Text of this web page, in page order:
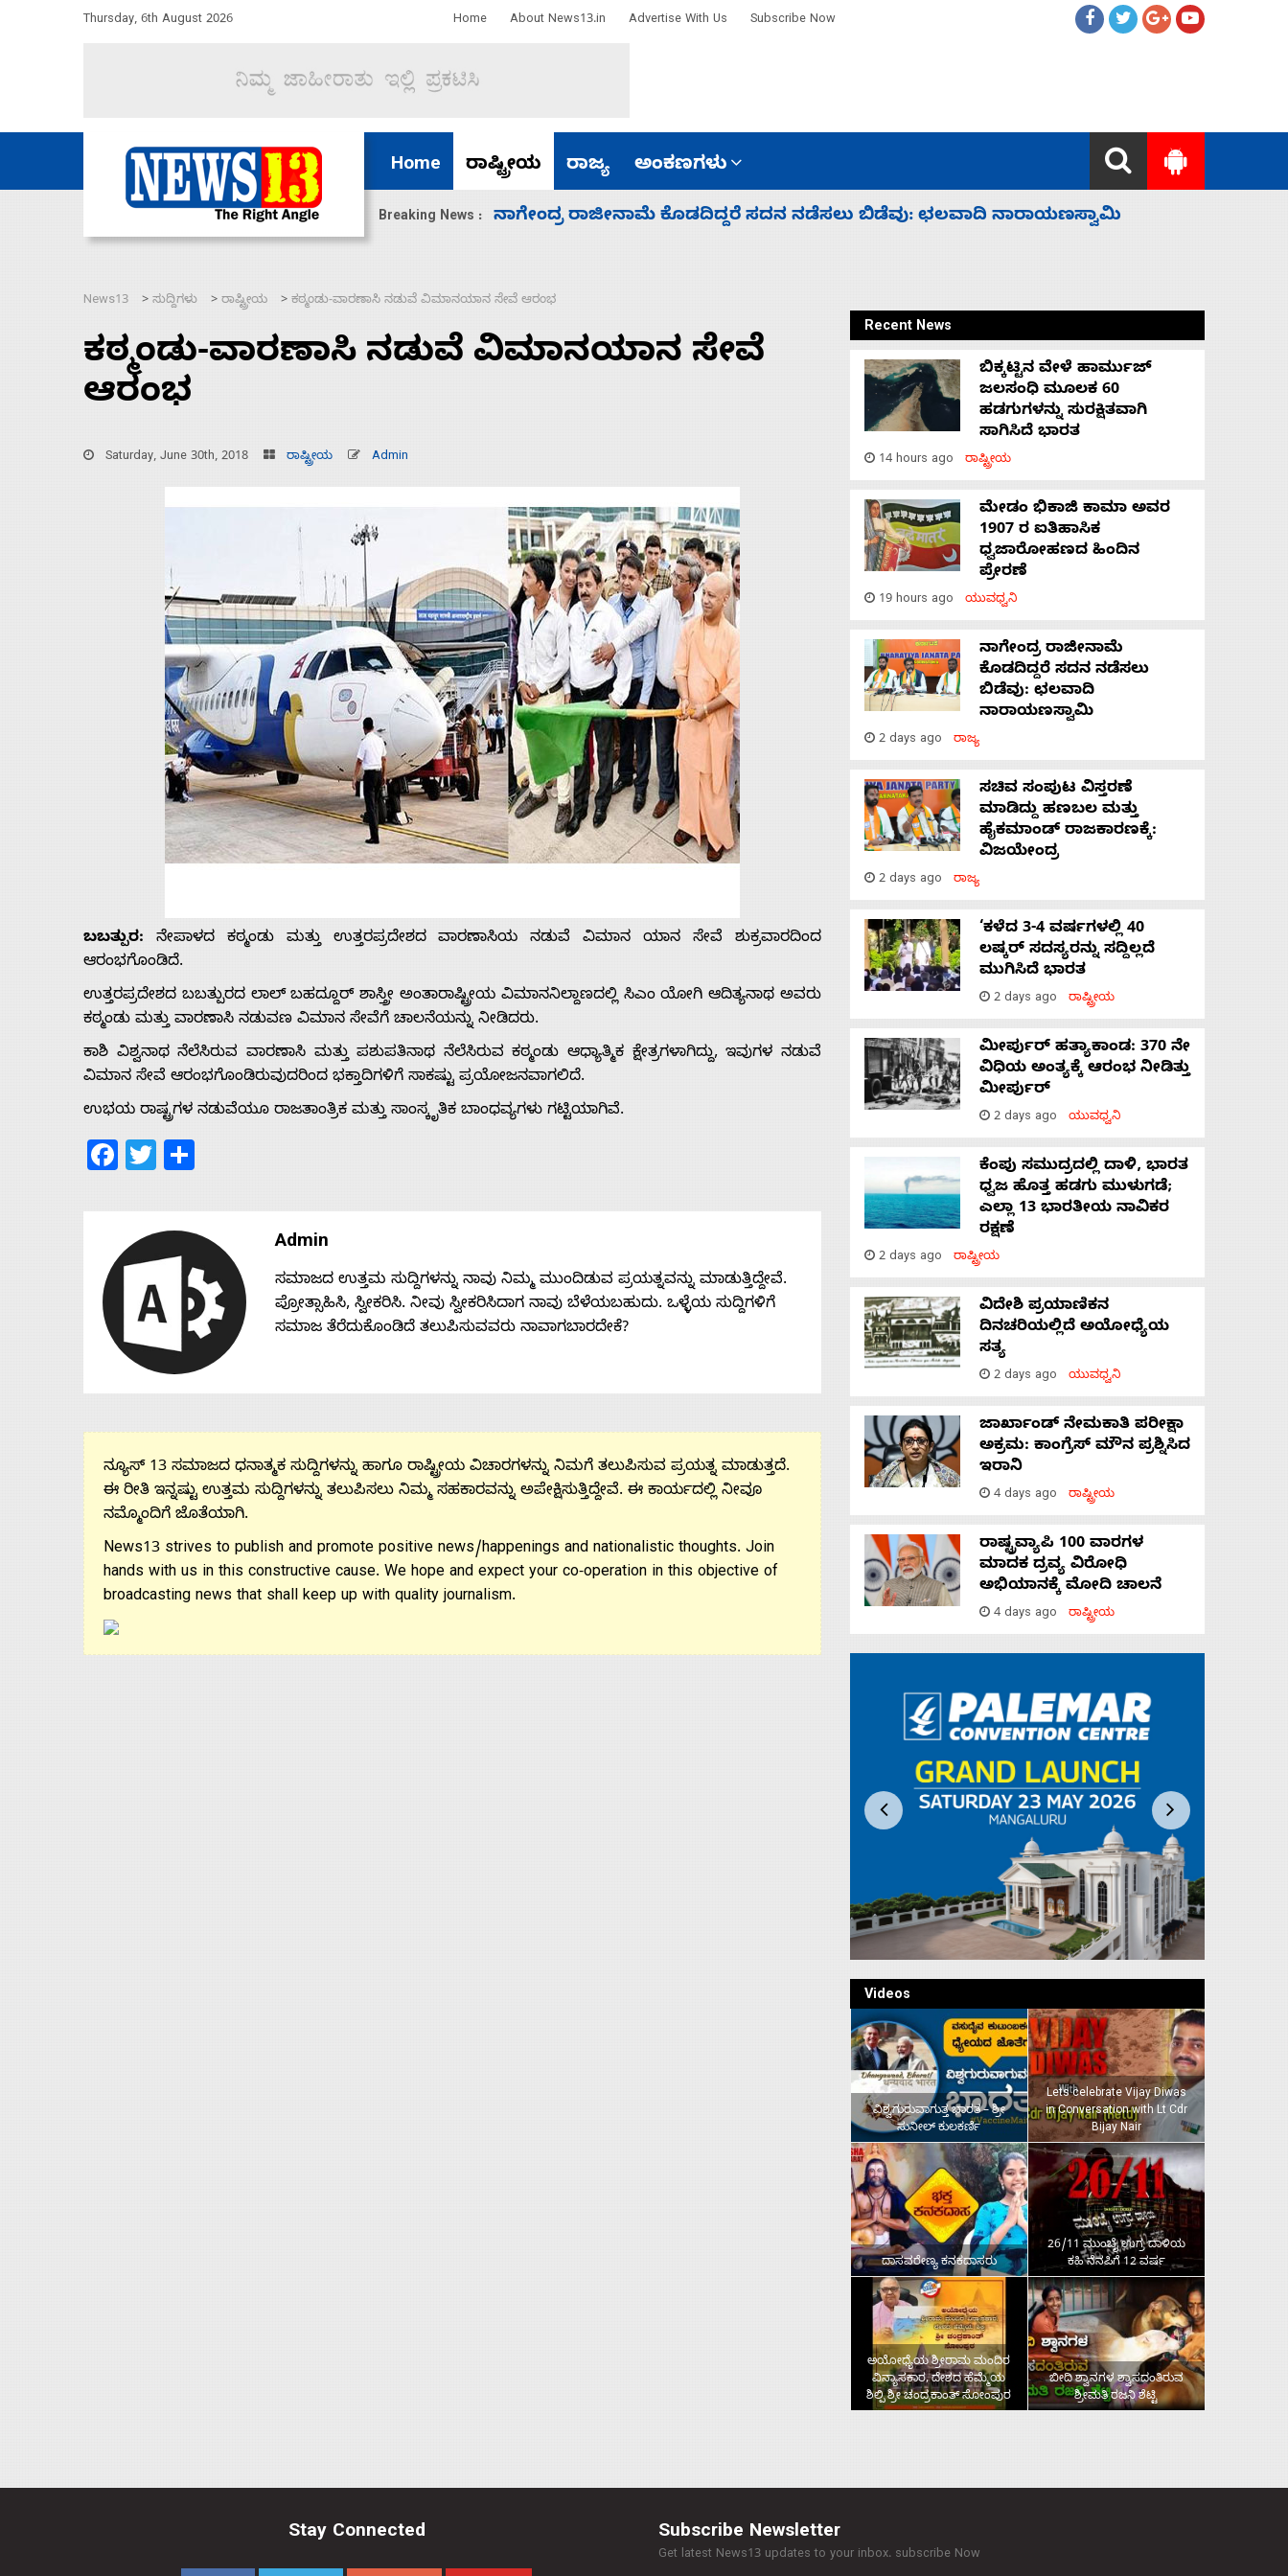
Thursday, 6th August 2026 Home About News13.in Advertise With Us Subscribe Now
Home ರಾಷ್ಟ್ರೀಯ ರಾಜ್ಯ ಅಂಕಣಗಳು
Breaking News :
ಸದನ ನಡೆಸಲು ಬಿಡೆವು: ಛಲವಾದಿ ನಾರಾಯಣಸ್ವಾಮಿ ಸಚಿವ ಸಂಪುಟ ವಿಸ್ತರಣೆ ಮಾಡಿದ್ದು ಹಣಬಲ ಮತ್ತು ಹೈಕಮಾಂಡ್ ರಾಜಕಾರಣಕ್ಕೆ: ವಿಜಯೇಂದ್ರ
Advertise
Contact
News13 > ಸುದ್ದಿಗಳು > ರಾಷ್ಟ್ರೀಯ > ಕಠ್ಮಂಡು-ವಾರಣಾಸಿ ನಡುವೆ ವಿಮಾನಯಾನ ಸೇವೆ ಆರಂಭ
ಕಠ್ಮಂಡು-ವಾರಣಾಸಿ ನಡುವೆ ವಿಮಾನಯಾನ ಸೇವೆ
ಆರಂಭ
Saturday, June 30th, 2018 ರಾಷ್ಟ್ರೀಯ Admin
ಬಬತ್ಪುರ: ನೇಪಾಳದ ಕಠ್ಮಂಡು ಮತ್ತು ಉತ್ತರಪ್ರದೇಶದ ವಾರಣಾಸಿಯ ನಡುವೆ ವಿಮಾನ ಯಾನ ಸೇವೆ ಶುಕ್ರವಾರದಿಂದ
ಆರಂಭಗೊಂಡಿದೆ.
ಉತ್ತರಪ್ರದೇಶದ ಬಬತ್ಪುರದ ಲಾಲ್ ಬಹದ್ದೂರ್ ಶಾಸ್ತ್ರೀ ಅಂತಾರಾಷ್ಟ್ರೀಯ ವಿಮಾನನಿಲ್ದಾಣದಲ್ಲಿ ಸಿಎಂ ಯೋಗಿ ಆದಿತ್ಯನಾಥ ಅವರು
ಕಠ್ಮಂಡು ಮತ್ತು ವಾರಣಾಸಿ ನಡುವಣ ವಿಮಾನ ಸೇವೆಗೆ ಚಾಲನೆಯನ್ನು ನೀಡಿದರು.
ಕಾಶಿ ವಿಶ್ವನಾಥ ನೆಲೆಸಿರುವ ವಾರಣಾಸಿ ಮತ್ತು ಪಶುಪತಿನಾಥ ನೆಲೆಸಿರುವ ಕಠ್ಮಂಡು ಆಧ್ಯಾತ್ಮಿಕ ಕ್ಷೇತ್ರಗಳಾಗಿದ್ದು, ಇವುಗಳ ನಡುವೆ
ವಿಮಾನ ಸೇವೆ ಆರಂಭಗೊಂಡಿರುವುದರಿಂದ ಭಕ್ತಾದಿಗಳಿಗೆ ಸಾಕಷ್ಟು ಪ್ರಯೋಜನವಾಗಲಿದೆ.
ಉಭಯ ರಾಷ್ಟ್ರಗಳ ನಡುವೆಯೂ ರಾಜತಾಂತ್ರಿಕ ಮತ್ತು ಸಾಂಸ್ಕೃತಿಕ ಬಾಂಧವ್ಯಗಳು ಗಟ್ಟಿಯಾಗಿವೆ.
Facebook
Twitter
Admin
ಸಮಾಜದ ಉತ್ತಮ ಸುದ್ದಿಗಳನ್ನು ನಾವು ನಿಮ್ಮ ಮುಂದಿಡುವ ಪ್ರಯತ್ನವನ್ನು ಮಾಡುತ್ತಿದ್ದೇವೆ.
ಪ್ರೋತ್ಸಾಹಿಸಿ, ಸ್ವೀಕರಿಸಿ. ನೀವು ಸ್ವೀಕರಿಸಿದಾಗ ನಾವು ಬೆಳೆಯಬಹುದು. ಒಳ್ಳೆಯ ಸುದ್ದಿಗಳಿಗೆ
ಸಮಾಜ ತೆರೆದುಕೊಂಡಿದೆ ತಲುಪಿಸುವವರು ನಾವಾಗಬಾರದೇಕೆ?
ನ್ಯೂಸ್ 13 ಸಮಾಜದ ಧನಾತ್ಮಕ ಸುದ್ದಿಗಳನ್ನು ಹಾಗೂ ರಾಷ್ಟ್ರೀಯ ವಿಚಾರಗಳನ್ನು ನಿಮಗೆ ತಲುಪಿಸುವ ಪ್ರಯತ್ನ ಮಾಡುತ್ತದೆ.
ಈ ರೀತಿ ಇನ್ನಷ್ಟು ಉತ್ತಮ ಸುದ್ದಿಗಳನ್ನು ತಲುಪಿಸಲು ನಿಮ್ಮ ಸಹಕಾರವನ್ನು ಅಪೇಕ್ಷಿಸುತ್ತಿದ್ದೇವೆ. ಈ ಕಾರ್ಯದಲ್ಲಿ ನೀವೂ
ನಮ್ಮೊಂದಿಗೆ ಜೊತೆಯಾಗಿ.
News13 strives to publish and promote positive news/happenings and nationalistic thoughts. Join
hands with us in this constructive cause. We hope and expect your co-operation in this objective of
broadcasting news that shall keep up with quality journalism.
Recent News
ಬಿಕ್ಕಟ್ಟಿನ ವೇಳೆ ಹಾರ್ಮುಜ್
ಜಲಸಂಧಿ ಮೂಲಕ 60
ಹಡಗುಗಳನ್ನು ಸುರಕ್ಷಿತವಾಗಿ
ಸಾಗಿಸಿದೆ ಭಾರತ
14 hours ago ರಾಷ್ಟ್ರೀಯ
ಮೇಡಂ ಭಿಕಾಜಿ ಕಾಮಾ ಅವರ
1907 ರ ಐತಿಹಾಸಿಕ
ಧ್ವಜಾರೋಹಣದ ಹಿಂದಿನ
ಪ್ರೇರಣೆ
19 hours ago ಯುವಧ್ವನಿ
ನಾಗೇಂದ್ರ ರಾಜೀನಾಮೆ
ಕೊಡದಿದ್ದರೆ ಸದನ ನಡೆಸಲು
ಬಿಡೆವು: ಛಲವಾದಿ
ನಾರಾಯಣಸ್ವಾಮಿ
2 days ago ರಾಜ್ಯ
ಸಚಿವ ಸಂಪುಟ ವಿಸ್ತರಣೆ
ಮಾಡಿದ್ದು ಹಣಬಲ ಮತ್ತು
ಹೈಕಮಾಂಡ್ ರಾಜಕಾರಣಕ್ಕೆ:
ವಿಜಯೇಂದ್ರ
2 days ago ರಾಜ್ಯ
‘ಕಳೆದ 3-4 ವರ್ಷಗಳಲ್ಲಿ 40
ಲಷ್ಕರ್ ಸದಸ್ಯರನ್ನು ಸದ್ದಿಲ್ಲದೆ
ಮುಗಿಸಿದೆ ಭಾರತ
2 days ago ರಾಷ್ಟ್ರೀಯ
ಮೀರ್ಪುರ್ ಹತ್ಯಾಕಾಂಡ: 370 ನೇ
ವಿಧಿಯ ಅಂತ್ಯಕ್ಕೆ ಆರಂಭ ನೀಡಿತ್ತು
ಮೀರ್ಪುರ್
2 days ago ಯುವಧ್ವನಿ
ಕೆಂಪು ಸಮುದ್ರದಲ್ಲಿ ದಾಳಿ, ಭಾರತ
ಧ್ವಜ ಹೊತ್ತ ಹಡಗು ಮುಳುಗಡೆ;
ಎಲ್ಲಾ 13 ಭಾರತೀಯ ನಾವಿಕರ
ರಕ್ಷಣೆ
2 days ago ರಾಷ್ಟ್ರೀಯ
ವಿದೇಶಿ ಪ್ರಯಾಣಿಕನ
ದಿನಚರಿಯಲ್ಲಿದೆ ಅಯೋಧ್ಯೆಯ
ಸತ್ಯ
2 days ago ಯುವಧ್ವನಿ
ಜಾರ್ಖಾಂಡ್‌ ನೇಮಕಾತಿ ಪರೀಕ್ಷಾ
ಅಕ್ರಮ: ಕಾಂಗ್ರೆಸ್‌ ಮೌನ ಪ್ರಶ್ನಿಸಿದ
ಇರಾನಿ
4 days ago ರಾಷ್ಟ್ರೀಯ
ರಾಷ್ಟ್ರವ್ಯಾಪಿ 100 ವಾರಗಳ
ಮಾದಕ ದ್ರವ್ಯ ವಿರೋಧಿ
ಅಭಿಯಾನಕ್ಕೆ ಮೋದಿ ಚಾಲನೆ
4 days ago ರಾಷ್ಟ್ರೀಯ
Videos
ವಿಶ್ವಗುರುವಾಗುತ್ತ ಭಾರತ – ಶ್ರೀ
ಸುನೀಲ್‌ ಕುಲಕರ್ಣಿ
Lets celebrate Vijay Diwas
in Conversation with Lt Cdr
Bijay Nair
ದಾಸವರೇಣ್ಯ ಕನಕದಾಸರು
26/11 ಮುಂಬೈ ಉಗ್ರ ದಾಳಿಯ
ಕಹಿ ನೆನಪಿಗೆ 12 ವರ್ಷ
ಅಯೋಧ್ಯೆಯ ಶ್ರೀರಾಮ ಮಂದಿರ
ವಿನ್ಯಾಸಕಾರ, ದೇಶದ ಹೆಮ್ಮೆಯ
ಶಿಲ್ಪಿ ಶ್ರೀ ಚಂದ್ರಕಾಂತ್‌ ಸೋಂಪುರ
ಬೀದಿ ಶ್ವಾನಗಳ ಶ್ವಾಸದಂತಿರುವ
ಶ್ರೀಮತಿ ರಜನಿ ಶೆಟ್ಟಿ
Stay Connected Subscribe Newsletter
Get latest News13 updates to your inbox. subscribe Now